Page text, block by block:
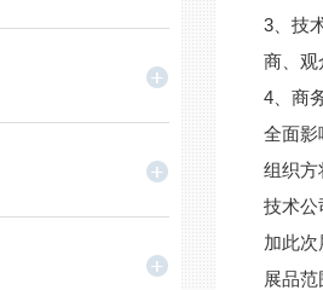
3、技
商、观
4、商
全面影
组织方
技术公
加此
展品范